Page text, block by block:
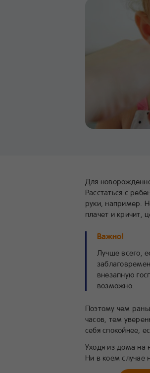
Для
Расстаться с
руки, например.
плачет и кричит,
Важно!
Лучше всего,
внезапную
возможно.
Поэтому чем
часов, тем
себя спокойнее,
Уходя из дома на
Ни в коем случае